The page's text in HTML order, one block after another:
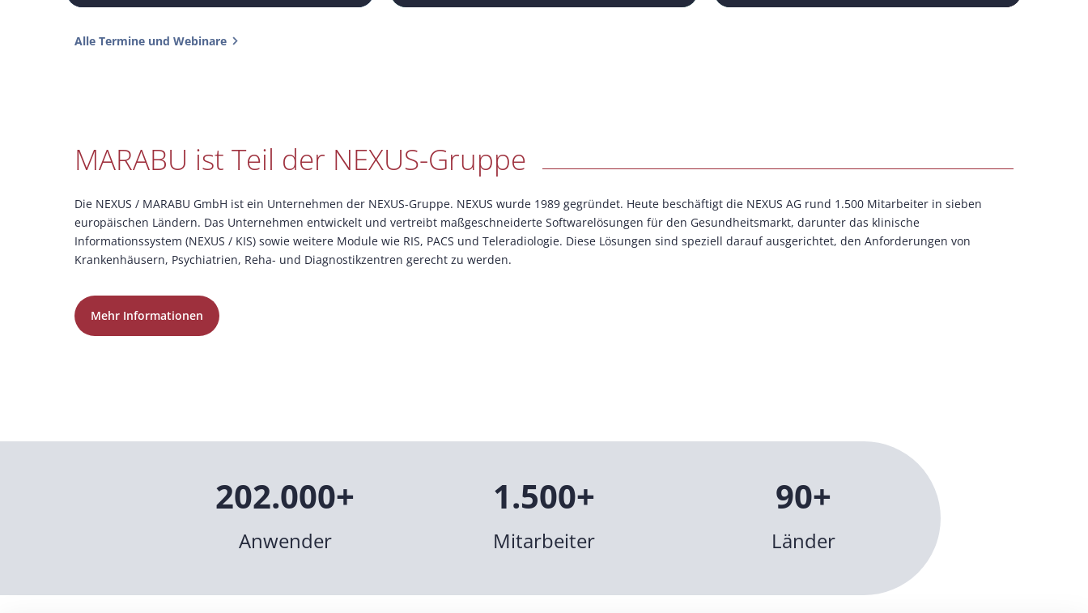
Alle Termine und Webinare
MARABU ist Teil der NEXUS-Gruppe
Die NEXUS / MARABU GmbH ist ein Unternehmen der NEXUS-Gruppe. NEXUS wurde 1989 gegründet. Heute beschäftigt die NEXUS AG rund 1.500 Mitarbeiter in sieben
europäischen Ländern. Das Unternehmen entwickelt und vertreibt maßgeschneiderte Softwarelösungen für den Gesundheitsmarkt, darunter das klinische
Informationssystem (NEXUS / KIS) sowie weitere Module wie RIS, PACS und Teleradiologie. Diese Lösungen sind speziell darauf ausgerichtet, den Anforderungen von
Krankenhäusern, Psychiatrien, Reha- und Diagnostikzentren gerecht zu werden.
Mehr Informationen
202.000+
Anwender
1.500+
Mitarbeiter
90+
Länder